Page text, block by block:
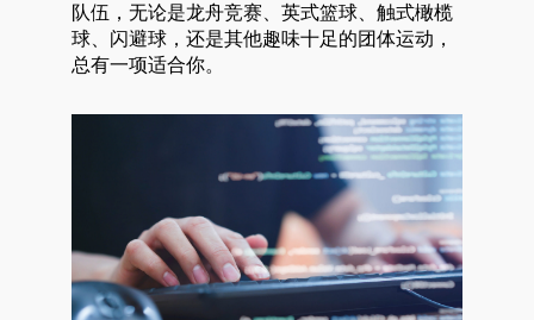
队伍，无论是龙舟竞赛、英式篮球、触式橄榄
球、闪避球，还是其他趣味十足的团体运动，
总有一项适合你。